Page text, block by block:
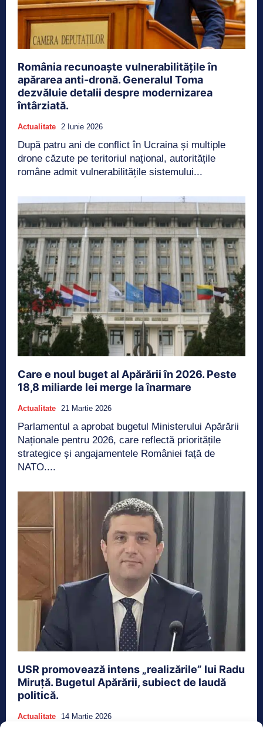
România recunoaște vulnerabilitățile în
apărarea anti-dronă. Generalul Toma
dezvăluie detalii despre modernizarea
întârziată.
Actualitate 2 Iunie 2026
După patru ani de conflict în Ucraina și multiple
drone căzute pe teritoriul național, autoritățile
române admit vulnerabilitățile sistemului...
Care e noul buget al Apărării în 2026. Peste
18,8 miliarde lei merge la înarmare
Actualitate 21 Martie 2026
Parlamentul a aprobat bugetul Ministerului Apărării
Naționale pentru 2026, care reflectă prioritățile
strategice și angajamentele României față de
NATO....
USR promovează intens „realizările” lui Radu
Miruță. Bugetul Apărării, subiect de laudă
politică.
Actualitate 14 Martie 2026